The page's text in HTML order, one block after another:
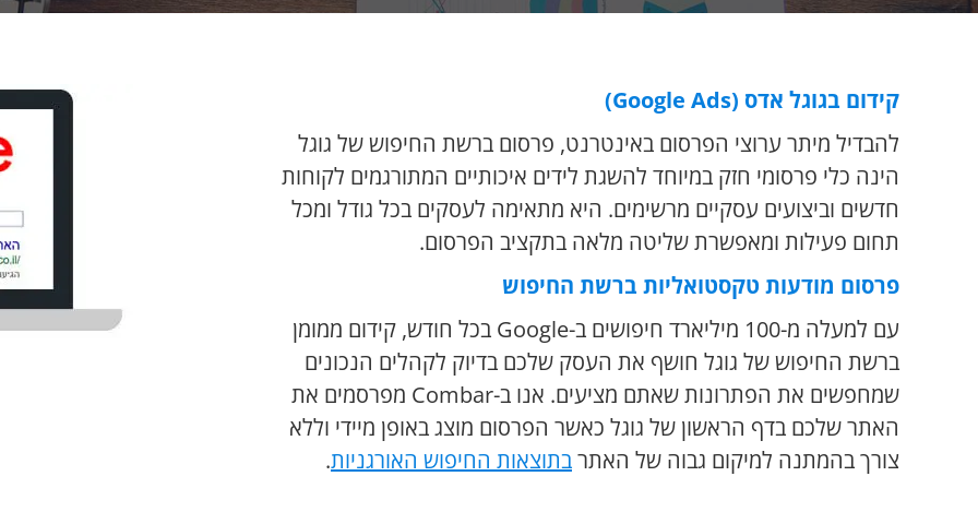
קידום בגוגל אדס (Google Ads)
להבדיל מיתר ערוצי הפרסום באינטרנט, פרסום ברשת החיפוש של גוגל
הינה כלי פרסומי חזק במיוחד להשגת לידים איכותיים המתורגמים לקוחות
חדשים וביצועים עסקיים מרשימים. היא מתאימה לעסקים בכל גודל ומכל
תחום פעילות ומאפשרת שליטה מלאה בתקציב הפרסום.
פרסום מודעות טקסטואליות ברשת החיפוש
עם למעלה מ-100 מיליארד חיפושים ב-Google בכל חודש, קידום ממומן
ברשת החיפוש של גוגל חושף את העסק שלכם בדיוק לקהלים הנכונים
שמחפשים את הפתרונות שאתם מציעים. אנו ב-Combar מפרסמים את
האתר שלכם בדף הראשון של גוגל כאשר הפרסום מוצג באופן מיידי וללא
צורך בהמתנה למיקום גבוה של האתרבתוצאות החיפוש האורגניות.